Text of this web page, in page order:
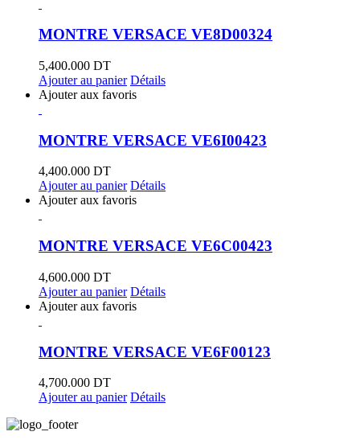
MONTRE VERSACE VE8D00324
5,400.000 DT
Ajouter au panier Détails
Ajouter aux favoris
MONTRE VERSACE VE6I00423
4,400.000 DT
Ajouter au panier Détails
Ajouter aux favoris
MONTRE VERSACE VE6C00423
4,600.000 DT
Ajouter au panier Détails
Ajouter aux favoris
MONTRE VERSACE VE6F00123
4,700.000 DT
Ajouter au panier Détails